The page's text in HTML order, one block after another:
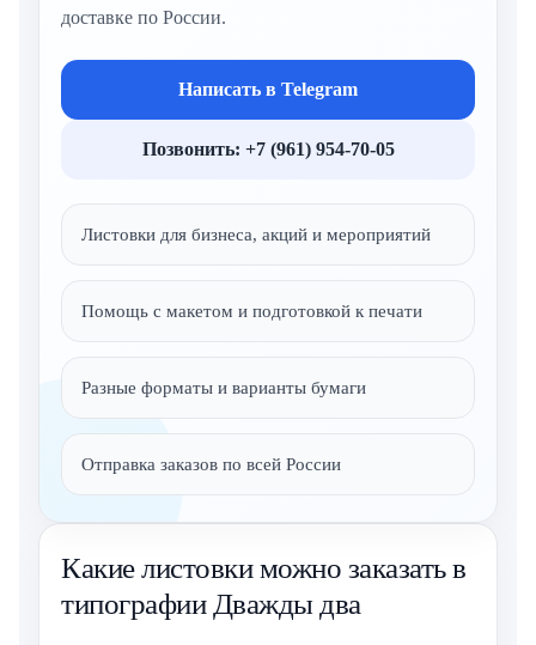
доставке по России.
Написать в Telegram
Позвонить: +7 (961) 954-70-05
Листовки для бизнеса, акций и мероприятий
Помощь с макетом и подготовкой к печати
Разные форматы и варианты бумаги
Отправка заказов по всей России
Какие листовки можно заказать в
типографии Дважды два